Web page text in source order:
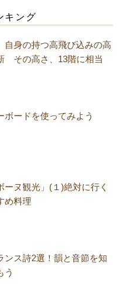
キング
自身の持つ高飛び込みの高
その高さ、13階に相当
ボードを使ってみよう
ーヌ観光」(１)絶対に行く
め料理
ンス詩2選！韻と音節を知
う